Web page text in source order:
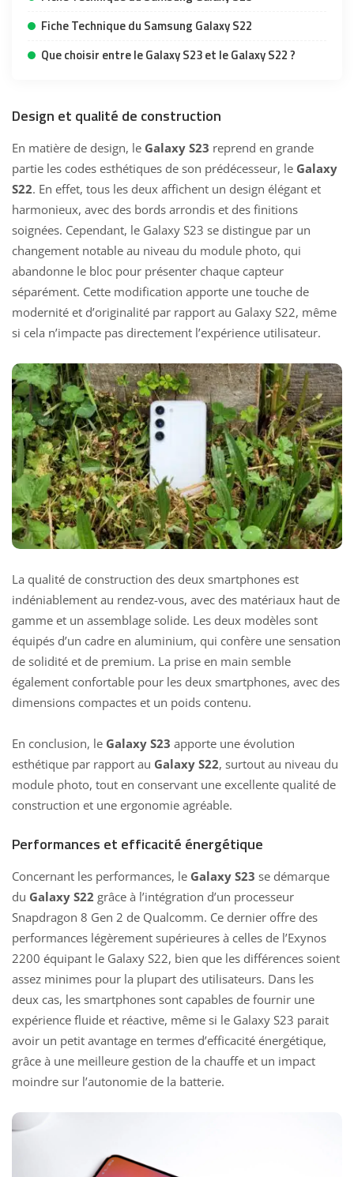
Fiche Technique du Samsung Galaxy S22
Que choisir entre le Galaxy S23 et le Galaxy S22 ?
Design et qualité de construction
En matière de design, le Galaxy S23 reprend en grande
partie les codes esthétiques de son prédécesseur, le Galaxy
S22. En effet, tous les deux affichent un design élégant et
harmonieux, avec des bords arrondis et des finitions
soignées. Cependant, le Galaxy S23 se distingue par un
changement notable au niveau du module photo, qui
abandonne le bloc pour présenter chaque capteur
séparément. Cette modification apporte une touche de
modernité et d’originalité par rapport au Galaxy S22, même
si cela n’impacte pas directement l’expérience utilisateur.
La qualité de construction des deux smartphones est
indéniablement au rendez-vous, avec des matériaux haut de
gamme et un assemblage solide. Les deux modèles sont
équipés d’un cadre en aluminium, qui confère une sensation
de solidité et de premium. La prise en main semble
également confortable pour les deux smartphones, avec des
dimensions compactes et un poids contenu.
En conclusion, le Galaxy S23 apporte une évolution
esthétique par rapport au Galaxy S22, surtout au niveau du
module photo, tout en conservant une excellente qualité de
construction et une ergonomie agréable.
Performances et efficacité énergétique
Concernant les performances, le Galaxy S23 se démarque
du Galaxy S22 grâce à l’intégration d’un processeur
Snapdragon 8 Gen 2 de Qualcomm. Ce dernier offre des
performances légèrement supérieures à celles de l’Exynos
2200 équipant le Galaxy S22, bien que les différences soient
assez minimes pour la plupart des utilisateurs. Dans les
deux cas, les smartphones sont capables de fournir une
expérience fluide et réactive, même si le Galaxy S23 parait
avoir un petit avantage en termes d’efficacité énergétique,
grâce à une meilleure gestion de la chauffe et un impact
moindre sur l’autonomie de la batterie.